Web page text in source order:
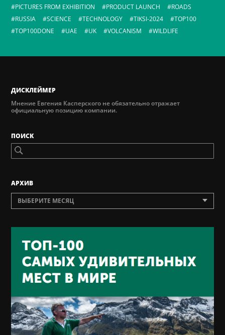
PICTURES FROM EXHIBITION
PRODUCT LAUNCH
ROADS
RUSSIA
SCIENCE TECHNOLOGY TIKSI-2024
TOP100
TOP100DONE
UAE UK VOLCANISM WILDLIFE
ДИСКЛЕЙМЕР
Мнение Евгения Касперского не обязательно отражает
официальную позицию компании.
ПОИСК
AРХИВ
ВЫБЕРИТЕ МЕСЯЦ